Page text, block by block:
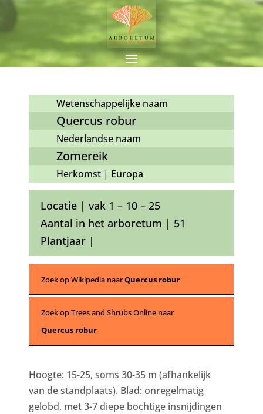
Wetenschappelijke naam
Quercus robur
Nederlandse naam
Zomereik
Herkomst | Europa
Locatie | vak 1 – 10 – 25
Aantal in het arboretum | 51
Plantjaar |
Zoek op Wikipedia naarQuercus robur
Zoek op Trees and Shrubs Online naar
Quercus robur
Hoogte: 15-25, soms 30-35 m (afhankelijk
van de standplaats). Blad: onregelmatig
gelobd, met 3-7 diepe bochtige insnijdingen